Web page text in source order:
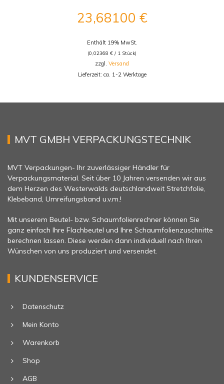
23,68100 €
Enthält 19% MwSt.
(0,02368 € / 1 Stück)
zzgl. Versand
Lieferzeit: ca. 1-2 Werktage
MVT GMBH VERPACKUNGSTECHNIK
MVT Verpackungen- Ihr zuverlässiger Händler für
Verpackungsmaterial. Seit über 10 Jahren versenden wir aus
dem Herzen des Westerwalds deutschlandweit Stretchfolie,
Klebeband, Umreifungsband u.v.m.!
Mit unserem Beutel- bzw. Schaumfolienrechner können Sie
ganz einfach Ihre Flachbeutel und Ihre Schaumfolienzuschnitte
berechnen lassen. Diese werden dann individuell nach Ihren
Wünschen von uns produziert und versendet.
KUNDENSERVICE
Datenschutz
Mein Konto
Warenkorb
Shop
AGB